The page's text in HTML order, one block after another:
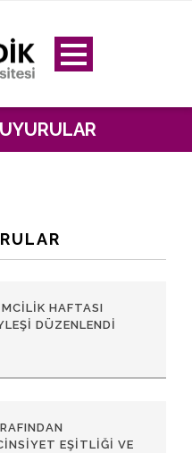
HAFTASI
DÜZENLENDI
EŞITLIĞI VE